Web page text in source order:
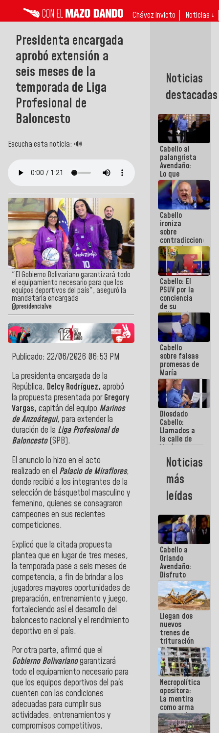
Chávez invicto Noticias ↓
Presidenta encargada
aprobó extensión a
seis meses de la
temporada de Liga
Profesional de
Baloncesto
Escucha esta noticia: 🔊
"El Gobierno Bolivariano garantizará todo
el equipamiento necesario para que los
equipos deportivos del país", aseguró la
mandataria encargada
@presidencialve
Publicado: 22/06/2026 06:53 PM
La presidenta encargada de la
República, Delcy Rodríguez, aprobó
la propuesta presentada porGregory
Vargas, capitán del equipo Marinos
de Anzoátegui, para extender la
duración de la Liga Profesional de
Baloncesto(SPB).
El anuncio lo hizo en el acto
realizado en el Palacio de Miraflores,
donde recibió a los integrantes de la
selección de básquetbol masculino y
femenino, quienes se consagraron
campeones en sus recientes
competiciones.
Explicó que la citada propuesta
plantea que en lugar de tres meses,
la temporada pase a seis meses de
competencia, a fin de brindar a los
jugadores mayores oportunidades de
preparación, entrenamiento y juego,
fortaleciendo así el desarrollo del
baloncesto nacional y el rendimiento
deportivo en el país.
Por otra parte, afirmó que el
Gobierno Bolivarianogarantizará
todo el equipamiento necesario para
que los equipos deportivos del país
cuenten con las condiciones
adecuadas para cumplir sus
actividades, entrenamientos y
compromisos competitivos.
Noticias
destacadas
Cabello al
palangrista
Avendaño:
Lo que
vayas a
escribir
hazlo hoy
por que no
sabemos si
la semana
que viene
hay
programa
Cabello
ironiza
sobre
contradicciones
y mentiras
de María
Machado:
¡Créanle!
Cabello: El
PSUV por la
conciencia
de su
militancia
es la
organización
política más
sólida de
Venezuela
Cabello
sobre falsas
promesas de
María
Machado:
¿Quién le
puede creer?
¿Y la gente
que ella iba
a salvar en
La Guaira?
Diosdado
Cabello:
Llamados a
la calle de
María
Machado se
estrellaron
de frente
contra el
Pueblo
Noticias
más
leídas
Cabello a
Orlando
Avendaño:
Disfruto
cada vez
que escribes
porque lo
que haces
es
embarrarla
Llegan dos
nuevos
trenes de
trituración
para
optimizar
manejo de
escombros
en La Guaira
Necropolítica
opositora:
La mentira
como arma
contra el
Pueblo